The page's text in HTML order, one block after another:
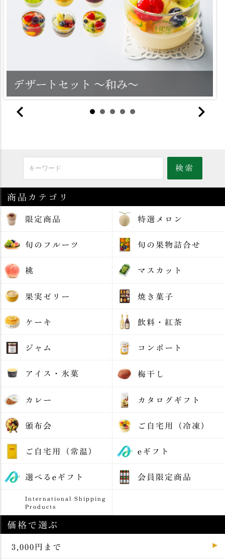
商品カテゴリ
限定商品 特選メロン
旬のフルーツ 旬の果物詰合せ
桃 マスカット
果実ゼリー 焼き菓子
ケーキ 飲料・紅茶
ジャム コンポート
アイス・氷菓 梅干し
カレー カタログギフト
頒布会 ご自宅用（冷凍）
ご自宅用（常温） eギフト
選べるeギフト 会員限定商品
International Shipping
Products
価格で選ぶ
3,000円まで